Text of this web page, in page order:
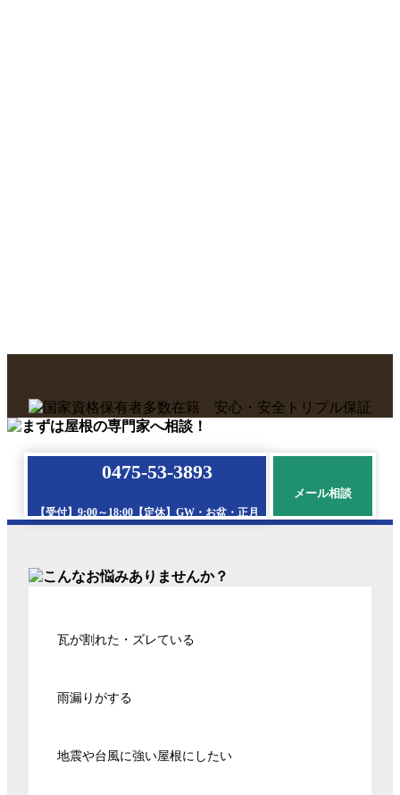
0475-53-3893
【受付】9:00～18:00【定休】GW・お盆・正月
メール相談
瓦が割れた・ズレている
雨漏りがする
地震や台風に強い屋根にしたい